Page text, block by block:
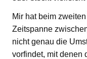
Mir hat beim
Zeitspanne
nicht genau die
vorfindet, mit denen